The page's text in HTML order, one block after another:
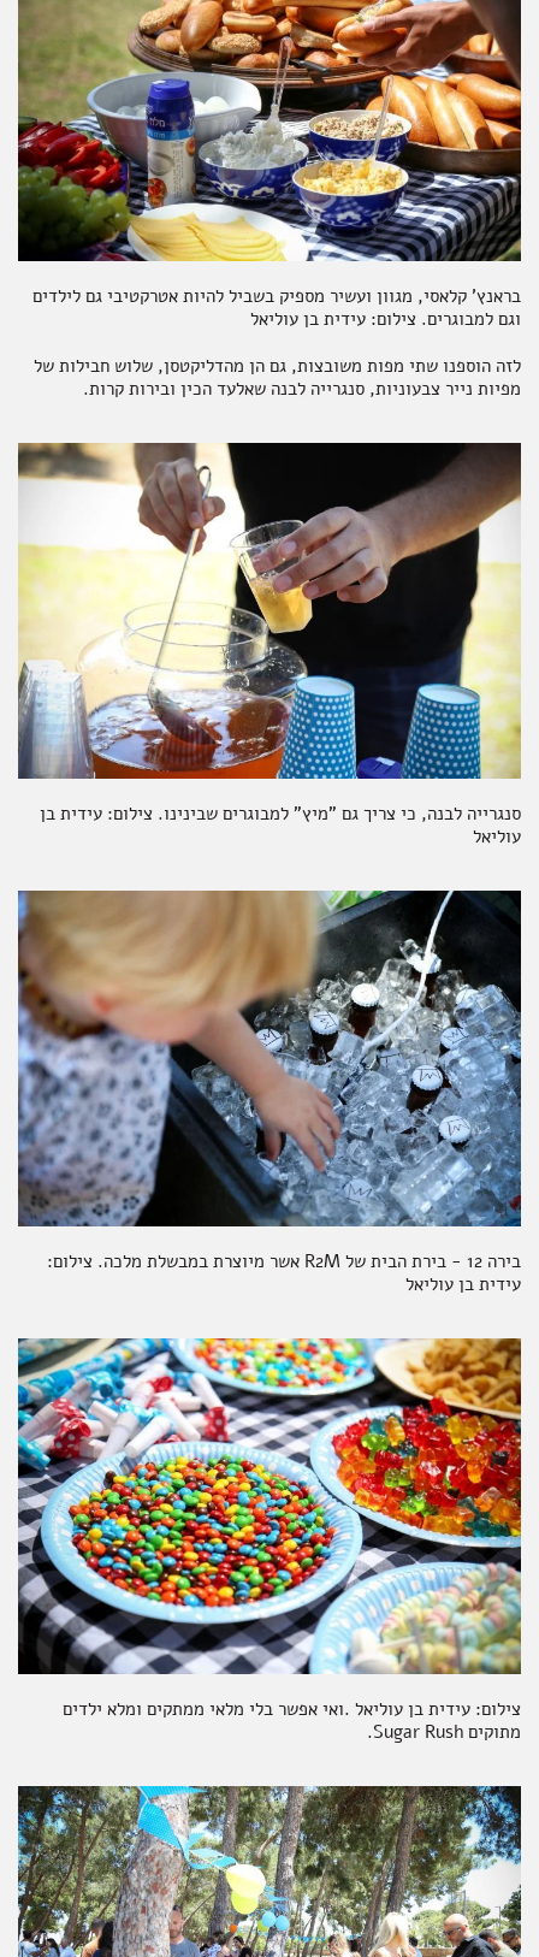
בראנץ' קלאסי, מגוון ועשיר מספיק בשביל להיות אטרקטיבי גם לילדים
וגם למבוגרים. צילום: עידית בן עוליאל
לזה הוספנו שתי מפות משובצות, גם הן מהדליקטסן, שלוש חבילות של
מפיות נייר צבעוניות, סנגרייה לבנה שאלעד הכין ובירות קרות.
סנגרייה לבנה, כי צריך גם "מיץ" למבוגרים שבינינו. צילום: עידית בן
עוליאל
בירה 12 - בירת הבית של R2M אשר מיוצרת במבשלת מלכה. צילום:
עידית בן עוליאל
צילום: עידית בן עוליאל .ואי אפשר בלי מלאי ממתקים ומלא ילדים
מתוקים Sugar Rush.